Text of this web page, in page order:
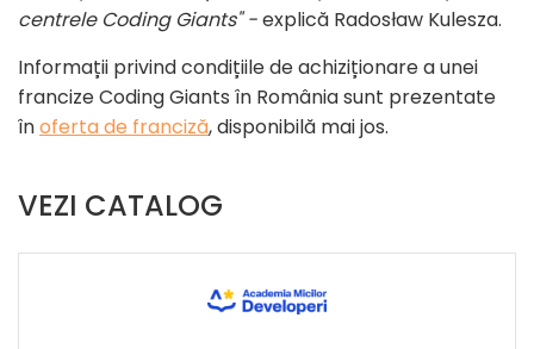
centrele Coding Giants" -explică Radosław Kulesza.
Informații privind condițiile de achiziționare a unei
francize Coding Giants în România sunt prezentate
înoferta de franciză, disponibilă mai jos.
VEZI CATALOG